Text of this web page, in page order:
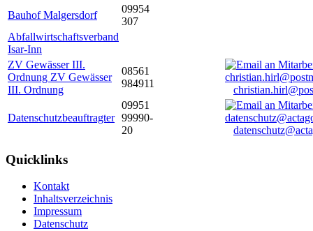
Bauhof Malgersdorf
09954
307
Abfallwirtschaftsverband
Isar-Inn
ZV Gewässer III.
Ordnung ZV Gewässer
III. Ordnung
08561
984911
Datenschutzbeauftragter
09951
99990-
20
Quicklinks
Kontakt
Inhaltsverzeichnis
Impressum
Datenschutz